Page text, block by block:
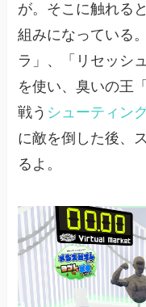
が。そこに触れる
組みになっている
ラ」、「リセッシ
を使い、臭いの王
戦う シューティン
に敵を倒した後、
るよ。